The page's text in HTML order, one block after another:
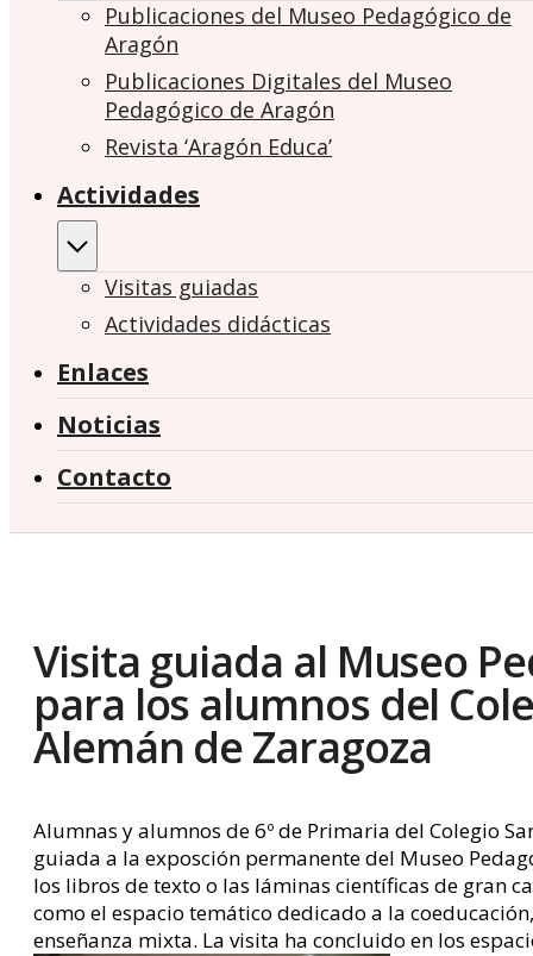
Publicaciones del Museo Pedagógico de
Aragón
Publicaciones Digitales del Museo
Pedagógico de Aragón
Revista ‘Aragón Educa’
Actividades
Visitas guiadas
Actividades didácticas
Enlaces
Noticias
Contacto
Visita guiada al Museo
para los alumnos del
Alemán de Zaragoza
Alumnas y alumnos de 6º de Primaria del Colegio
guiada a la exposción permanente del Museo
los libros de texto o las láminas científicas de gran
como el espacio temático dedicado a la
enseñanza mixta. La visita ha concluido en los